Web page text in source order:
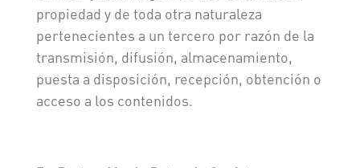
propiedad y de toda otra naturaleza
pertenecientes a un tercero por razón de la
transmisión, difusión, almacenamiento,
puesta a disposición, recepción, obtención o
acceso a los contenidos.